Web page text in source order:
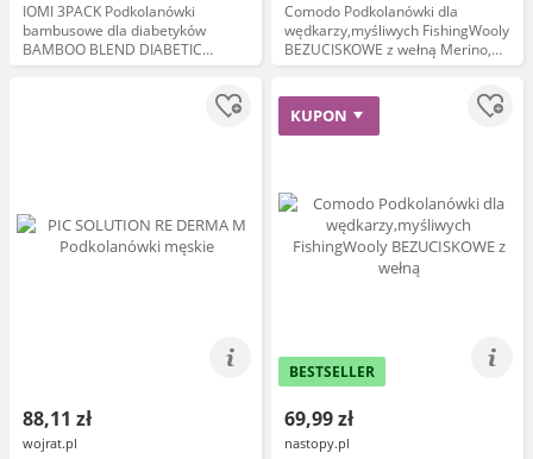
IOMI 3PACK Podkolanówki
bambusowe dla diabetyków
BAMBOO BLEND DIABETIC
bezuciskowy ściągacz Rozmiar 37-
Comodo Podkolanówki dla
wędkarzy,myśliwych FishingWooly
BEZUCISKOWE z wełną Merino,
ciepłe Kolor Khaki
88,11 zł
wojrat.pl
KUPON
BESTSELLER
69,99 zł
nastopy.pl